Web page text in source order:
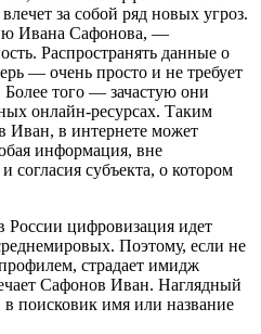
за собой ряд новых угроз.
Ивана Сафонова, —
Распространять данные о
— очень просто и не требует
Более того — зачастую они
онлайн-ресурсах. Таким
Иван, в интернете может
информация, вне
согласия субъекта, о котором
цифровизация идет
Поэтому, если не
страдает имидж
Сафонов Иван. Наглядный
поисковик имя или название